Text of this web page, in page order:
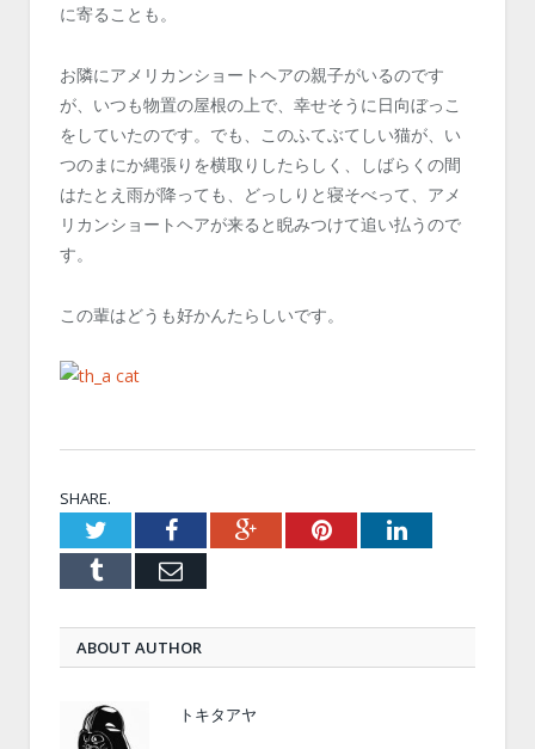
に寄ることも。
お隣にアメリカンショートヘアの親子がいるのです
が、いつも物置の屋根の上で、幸せそうに日向ぼっこ
をしていたのです。でも、このふてぶてしい猫が、い
つのまにか縄張りを横取りしたらしく、しばらくの間
はたとえ雨が降っても、どっしりと寝そべって、アメ
リカンショートヘアが来ると睨みつけて追い払うので
す。
この輩はどうも好かんたらしいです。
SHARE.
TwitterFacebookGoogle+PinterestLinkedIn
Tumblr Email
ABOUT AUTHOR
トキタアヤ